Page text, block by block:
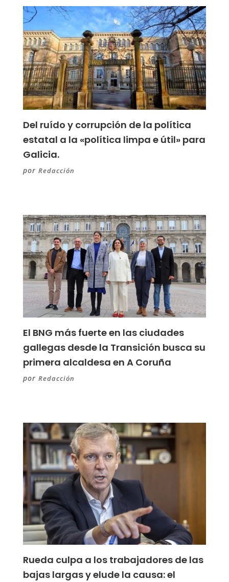
Del ruído y corrupción de la política
estatal a la «política limpa e útil» para
Galicia.
por Redacción
El BNG más fuerte en las ciudades
gallegas desde la Transición busca su
primera alcaldesa en A Coruña
por Redacción
Rueda culpa a los trabajadores de las
bajas largas y elude la causa: el